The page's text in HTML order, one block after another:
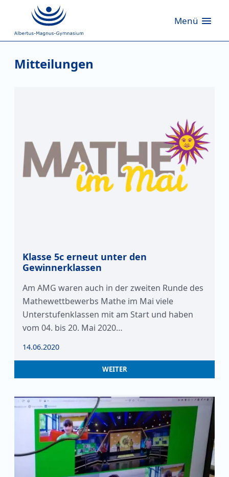
Menü
Mitteilungen
Klasse 5c erneut unter den
Gewinnerklassen
Am AMG waren auch in der zweiten Runde des
Mathewettbewerbs Mathe im Mai viele
Unterstufenklassen mit am Start und haben
vom 04. bis 20. Mai 2020…
14.06.2020
WEITER